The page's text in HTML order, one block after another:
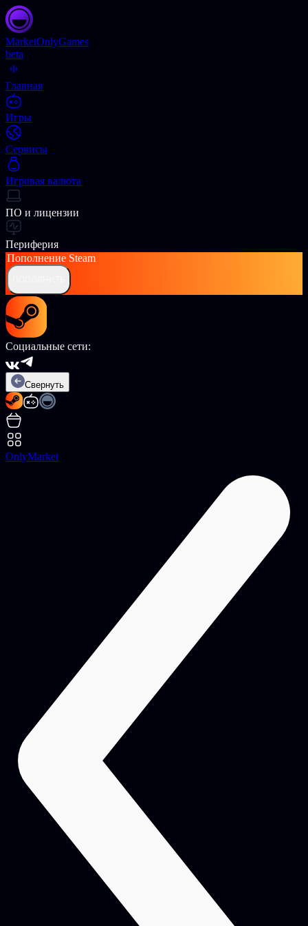
MarketOnlyGames
beta
Главная
Игры
Сервисы
Игровая валюта
ПО и лицензии
Периферия
Пополнение Steam
Социальные сети:
Свернуть
OnlyMarket